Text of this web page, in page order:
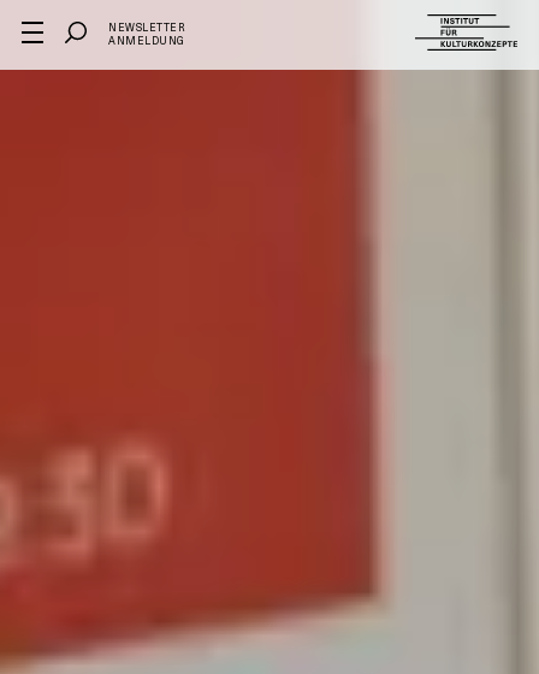
NEWSLETTER
ANMELDUNG